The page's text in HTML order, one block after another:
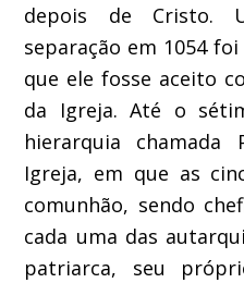
depois de Cristo.
separação em 1054
que ele fosse aceito
da Igreja. Até o
hierarquia chamada
Igreja, em que as
comunhão, sendo
cada uma das
patriarca, seu